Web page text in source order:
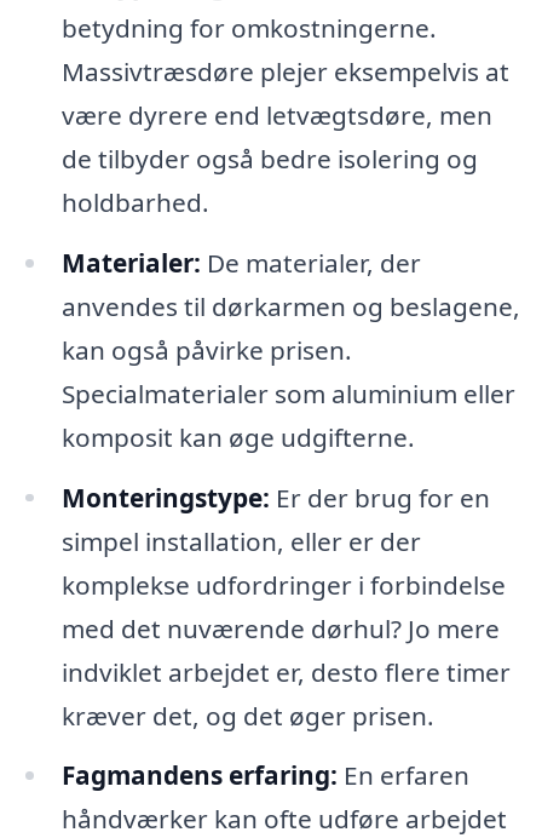
betydning for omkostningerne.
Massivtræsdøre plejer eksempelvis at
være dyrere end letvægtsdøre, men
de tilbyder også bedre isolering og
holdbarhed.
Materialer: De materialer, der
anvendes til dørkarmen og beslagene,
kan også påvirke prisen.
Specialmaterialer som aluminium eller
komposit kan øge udgifterne.
Monteringstype: Er der brug for en
simpel installation, eller er der
komplekse udfordringer i forbindelse
med det nuværende dørhul? Jo mere
indviklet arbejdet er, desto flere timer
kræver det, og det øger prisen.
Fagmandens erfaring: En erfaren
håndværker kan ofte udføre arbejdet